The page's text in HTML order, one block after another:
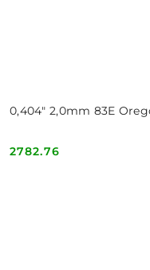
0,404" 2,0mm 83E
Cena:
2782.76